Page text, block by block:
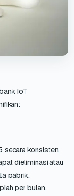
IoT
secara konsisten,
dieliminasi atau
pabrik,
per bulan.